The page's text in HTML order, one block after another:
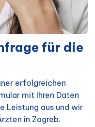
für die
erfolgreichen
mit Ihren Daten
Leistung aus und wir
in Zagreb.